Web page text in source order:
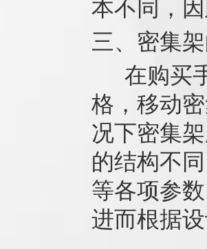
本不同，
三、密集
在购买手
格，移动
况下密集
的结构不
等各项参
进而根据